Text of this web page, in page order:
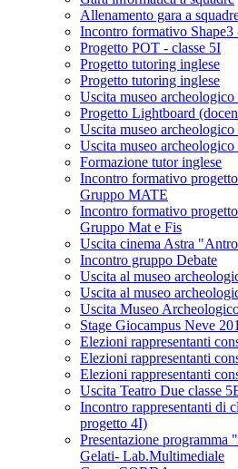
Allenamento gara a
Incontro formativo
Progetto POT - classe 5I
Progetto tutoring inglese
Progetto tutoring inglese
Uscita museo archeologico
Progetto Lightboard
Uscita museo archeologico
Uscita museo archeologico
Formazione tutor inglese
Incontro formativo
Gruppo MATE
Incontro formativo
Gruppo Mat e Fis
Uscita cinema Astra
Incontro gruppo Debate
Uscita al museo
Uscita al museo
Uscita Museo
Stage Giocampus Neve
Elezioni rappresentanti
Elezioni rappresentanti
Elezioni rappresentanti
Uscita Teatro Due classe
Incontro rappresentanti di
progetto 4I)
Presentazione programma
Gelati- Lab.Multimediale